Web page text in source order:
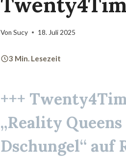
Von Sucy 18. Juli 2025
3 Min. Lesezeit
+++
„Reality
Dschungel“ auf